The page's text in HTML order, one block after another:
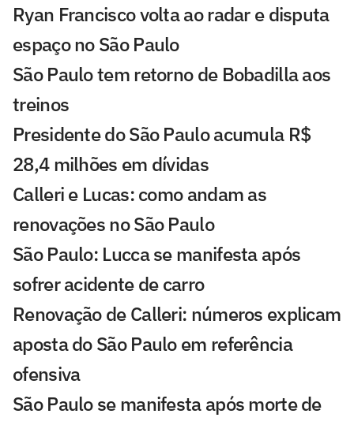
Ryan Francisco volta ao radar e disputa
espaço no São Paulo
São Paulo tem retorno de Bobadilla aos
treinos
Presidente do São Paulo acumula R$
28,4 milhões em dívidas
Calleri e Lucas: como andam as
renovações no São Paulo
São Paulo: Lucca se manifesta após
sofrer acidente de carro
Renovação de Calleri: números explicam
aposta do São Paulo em referência
ofensiva
São Paulo se manifesta após morte de